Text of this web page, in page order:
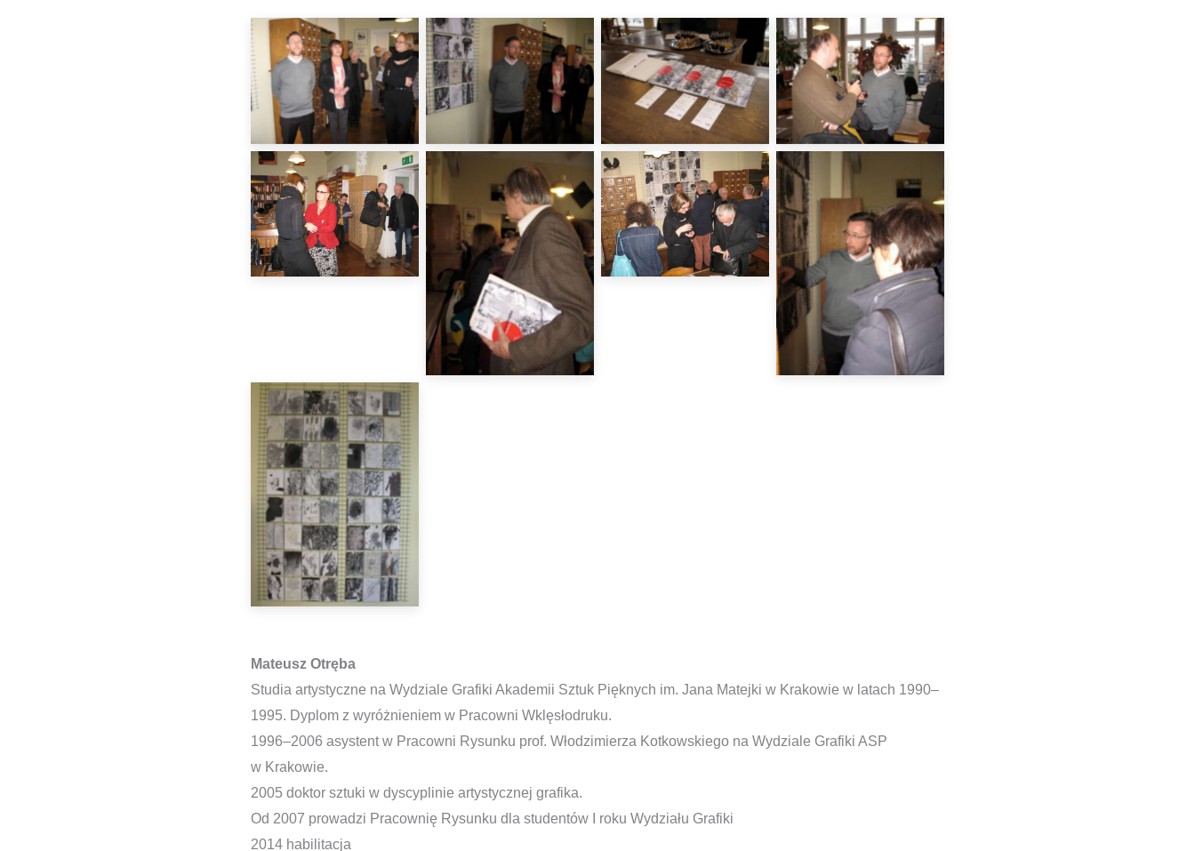
Mateusz Otręba
Studia artystyczne na Wydziale Grafiki Akademii Sztuk Pięknych im. Jana Matejki w Krakowie w latach 1990–
1995. Dyplom z wyróżnieniem w Pracowni Wklęsłodruku.
1996–2006 asystent w Pracowni Rysunku prof. Włodzimierza Kotkowskiego na Wydziale Grafiki ASP
w Krakowie.
2005 doktor sztuki w dyscyplinie artystycznej grafika.
Od 2007 prowadzi Pracownię Rysunku dla studentów I roku Wydziału Grafiki
2014 habilitacja